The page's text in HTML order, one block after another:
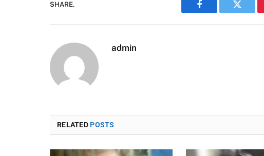
SHARE.
Facebook Twitter
admin
RELATEDPOSTS